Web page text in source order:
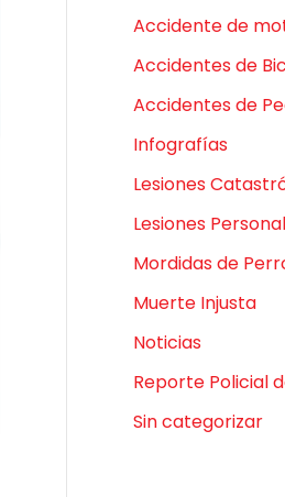
Accidente de
Accidentes de
Accidentes de
Infografías
Lesiones
Lesiones
Mordidas de
Muerte Injusta
Noticias
Reporte Policial
Sin categorizar